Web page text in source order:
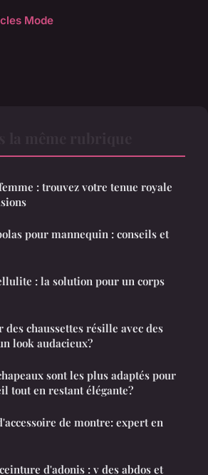
Mode
: trouvez votre tenue royale
pour mannequin : conseils et
: la solution pour un corps
chaussettes résille avec des
look audacieux?
sont les plus adaptés pour
tout en restant élégante?
de montre: expert en
d'adonis : v des abdos et